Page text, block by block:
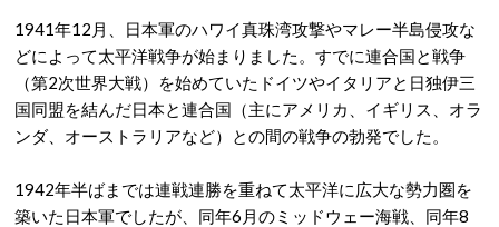
1941年12月、日本軍のハワイ真珠湾攻撃やマレー半島侵攻な
どによって太平洋戦争が始まりました。すでに連合国と戦争
（第2次世界大戦）を始めていたドイツやイタリアと日独伊三
国同盟を結んだ日本と連合国（主にアメリカ、イギリス、オラ
ンダ、オーストラリアなど）との間の戦争の勃発でした。
1942年半ばまでは連戦連勝を重ねて太平洋に広大な勢力圏を
築いた日本軍でしたが、同年6月のミッドウェー海戦、同年8